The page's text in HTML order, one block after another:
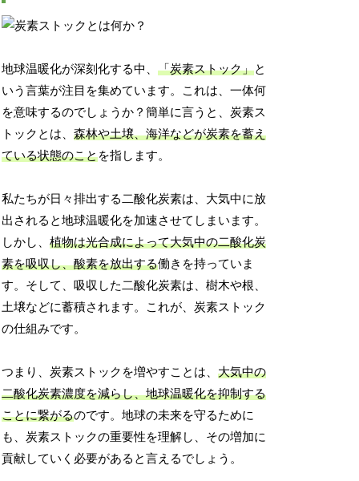
地球温暖化が深刻化する中、「炭素ストック」と
いう言葉が注目を集めています。これは、一体何
を意味するのでしょうか？簡単に言うと、炭素ス
トックとは、森林や土壌、海洋などが炭素を蓄え
ている状態のことを指します。
私たちが日々排出する二酸化炭素は、大気中に放
出されると地球温暖化を加速させてしまいます。
しかし、植物は光合成によって大気中の二酸化炭
素を吸収し、酸素を放出する働きを持っていま
す。そして、吸収した二酸化炭素は、樹木や根、
土壌などに蓄積されます。これが、炭素ストック
の仕組みです。
つまり、炭素ストックを増やすことは、大気中の
二酸化炭素濃度を減らし、地球温暖化を抑制する
ことに繋がるのです。地球の未来を守るために
も、炭素ストックの重要性を理解し、その増加に
貢献していく必要があると言えるでしょう。